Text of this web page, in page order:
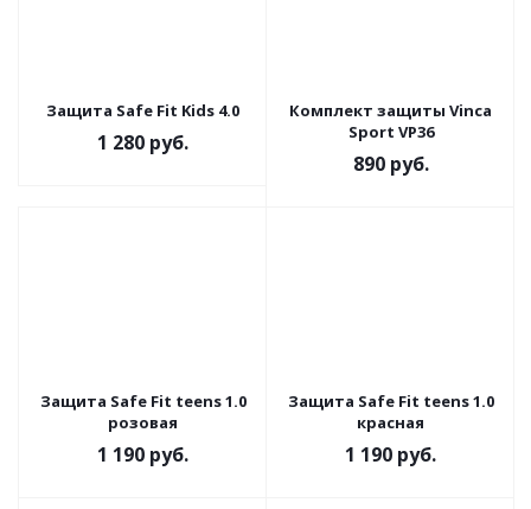
Защита Safe Fit Kids 4.0
1 280 руб.
Комплект защиты Vinca
Sport VP36
890руб.
Защита Safe Fit teens 1.0
розовая
1 190 руб.
Защита Safe Fit teens 1.0
красная
1 190 руб.